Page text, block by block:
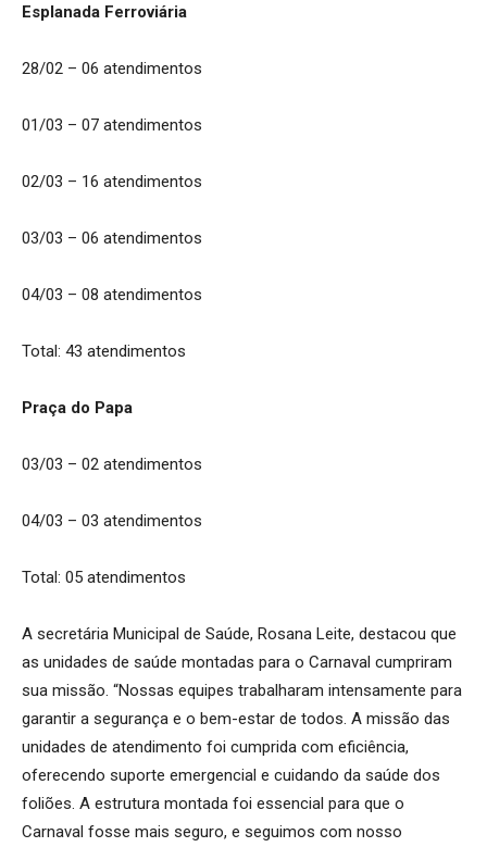
Esplanada Ferroviária
28/02 – 06 atendimentos
01/03 – 07 atendimentos
02/03 – 16 atendimentos
03/03 – 06 atendimentos
04/03 – 08 atendimentos
Total: 43 atendimentos
Praça do Papa
03/03 – 02 atendimentos
04/03 – 03 atendimentos
Total: 05 atendimentos
A secretária Municipal de Saúde, Rosana Leite, destacou que
as unidades de saúde montadas para o Carnaval cumpriram
sua missão. “Nossas equipes trabalharam intensamente para
garantir a segurança e o bem-estar de todos. A missão das
unidades de atendimento foi cumprida com eficiência,
oferecendo suporte emergencial e cuidando da saúde dos
foliões. A estrutura montada foi essencial para que o
Carnaval fosse mais seguro, e seguimos com nosso